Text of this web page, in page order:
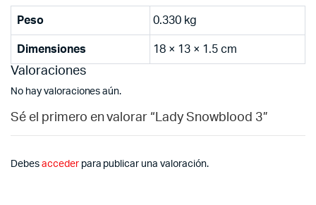
Peso 0.330 kg
Dimensiones 18 × 13 × 1.5 cm
Valoraciones
No hay valoraciones aún.
Sé el primero en valorar “Lady Snowblood 3”
Debes accederpara publicar una valoración.